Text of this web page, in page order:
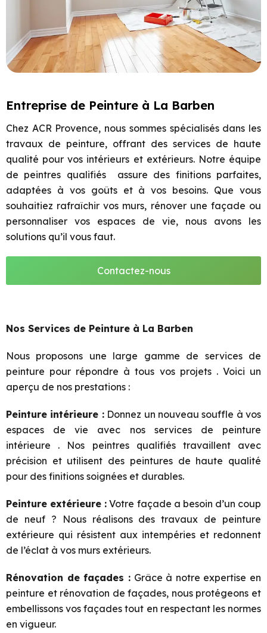
Entreprise de Peinture à La Barben
Chez ACR Provence, nous sommes spécialisés dans les
travaux de peinture, offrant des services de haute
qualité pour vos intérieurs et extérieurs. Notre équipe
de peintres qualifiés assure des finitions parfaites,
adaptées à vos goûts et à vos besoins. Que vous
souhaitiez rafraîchir vos murs, rénover une façade ou
personnaliser vos espaces de vie, nous avons les
solutions qu’il vous faut.
Contactez-nous
Nos Services de Peinture à La Barben
Nous proposons une large gamme de services de
peinture pour répondre à tous vos projets . Voici un
aperçu de nos prestations :
Peinture intérieure :Donnez un nouveau souffle à vos
espaces de vie avec nos services de peinture
intérieure . Nos peintres qualifiés travaillent avec
précision et utilisent des peintures de haute qualité
pour des finitions soignées et durables.
Peinture extérieure : Votre façade a besoin d’un coup
de neuf ? Nous réalisons des travaux de peinture
extérieure qui résistent aux intempéries et redonnent
de l’éclat à vos murs extérieurs.
Rénovation de façades :Grâce à notre expertise en
peinture et rénovation de façades, nous protégeons et
embellissons vos façades tout en respectant les normes
en vigueur.